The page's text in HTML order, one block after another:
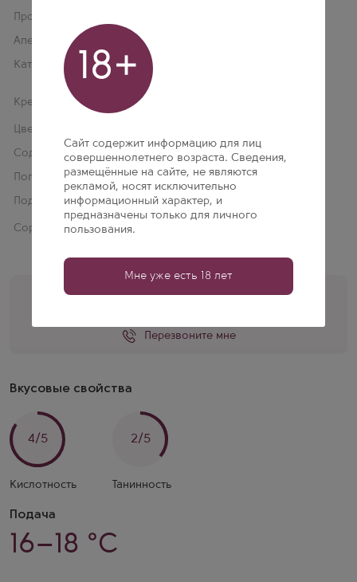
Производитель:
Апелласьон:
Категория:
Крепость:
Цвет:
Содержание сахара:
Сухое
Популярное:
Chateau (Шато)
Подарочная упаковка:
Нет
Сорт винограда:
Помощь кависта
Перезвоните мне
Подача
16–18 °C
Вкусовые свойства
4/5
Кислотность
2/5
Танинность
18+
Сайт содержит информацию для лиц
совершеннолетнего возраста. Сведения,
размещённые на сайте, не являются
рекламой, носят исключительно
информационный характер, и
предназначены только для личного
пользования.
Мне уже есть 18 лет